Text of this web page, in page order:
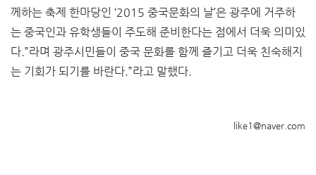
께하는 축제 한마당인 ‘2015 중국문화의 날’은 광주에 거주하
는 중국인과 유학생들이 주도해 준비한다는 점에서 더욱 의미있
다.”라며 광주시민들이 중국 문화를 함께 즐기고 더욱 친숙해지
는 기회가 되기를 바란다.”라고 말했다.
like1@naver.com